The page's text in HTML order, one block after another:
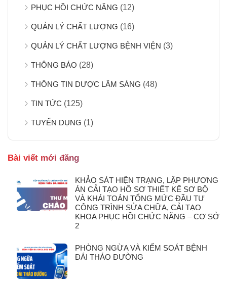
PHỤC HỒI CHỨC NĂNG (12)
QUẢN LÝ CHẤT LƯỢNG (16)
QUẢN LÝ CHẤT LƯỢNG BỆNH VIỆN (3)
THÔNG BÁO (28)
THÔNG TIN DƯỢC LÂM SÀNG (48)
TIN TỨC (125)
TUYỂN DỤNG (1)
Bài viết mới đăng
KHẢO SÁT HIỆN TRẠNG, LẬP PHƯƠNG
ÁN CẢI TẠO HỒ SƠ THIẾT KẾ SƠ BỘ
VÀ KHÁI TOÁN TỔNG MỨC ĐẦU TƯ
CÔNG TRÌNH SỬA CHỮA, CẢI TẠO
KHOA PHỤC HỒI CHỨC NĂNG – CƠ SỞ
2
PHÒNG NGỪA VÀ KIỂM SOÁT BỆNH
ĐÁI THÁO ĐƯỜNG